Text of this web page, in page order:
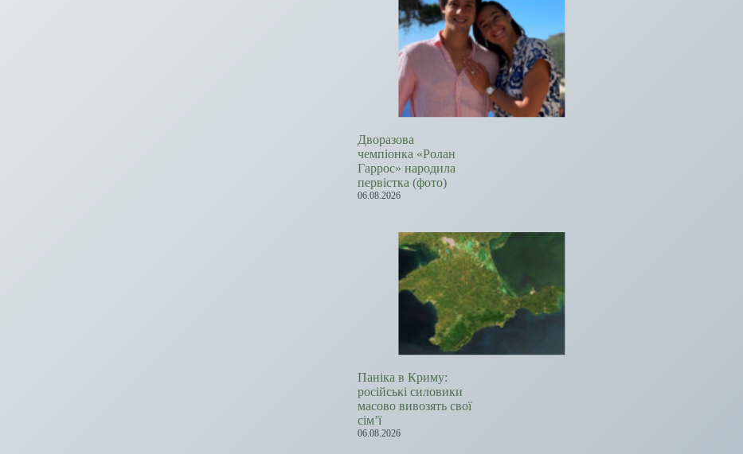
Дворазова
чемпіонка «Ролан
Гаррос» народила
первістка (фото)
06.08.2026
Паніка в Криму:
російські силовики
масово вивозять свої
сім’ї
06.08.2026